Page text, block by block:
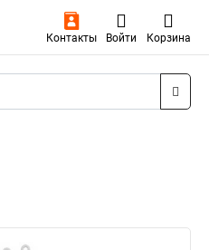
Контакты Войти Корзина